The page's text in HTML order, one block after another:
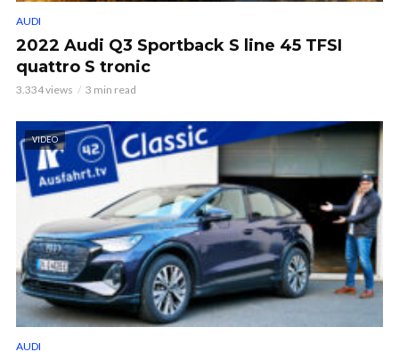
AUDI
2022 Audi Q3 Sportback S line 45 TFSI
quattro S tronic
3.334 views 3 min read
VIDEO
AUDI